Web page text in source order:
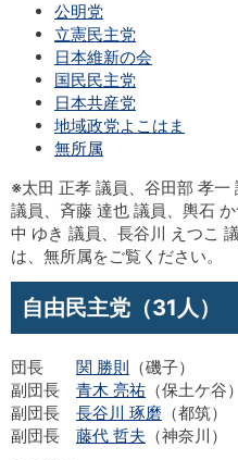
公明党
立憲民主党
日本維新の会
国民民主党
日本共産党
地域政党よこはま
無所属
※太田 正孝 議員、谷田部 孝
議員、斉藤 達也 議員、輿石
中 ゆき 議員、長谷川 えつこ
は、無所属をご覧ください。
自由民主党（31人）
団長 関 勝則 （磯子）
副団長 青木 亮祐 （保土ケ谷）
副団長 長谷川 琢磨 （都筑）
副団長 藤代 哲夫 （神奈川）